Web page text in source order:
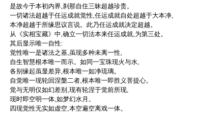
是故今于本初内界,刹那自住三昧超越珍贵。
一切诸法超越于任运成就觉性,任运成就自处超越于大本净,
本净超越于所缘思议言说。此乃任运成就决定超越。
从《实相宝藏》中,确立一切法本来任运成就,为第三处。
其后显示唯一自性:
觉性唯一是诸法之基,虽现多种未离一性,
自生智慧根本唯一而示。如同一宝珠现火与水,
各别缘起虽显差异,根本唯一如净琉璃。
自觉唯一现轮回涅槃二者,根本唯一即胜义菩提心。
觉与无明仅如幻差别,现有轮涅于觉前所现,
现时即空明一体,如梦幻水月。
四现觉性无实如虚空,本空遍空离戏一体。